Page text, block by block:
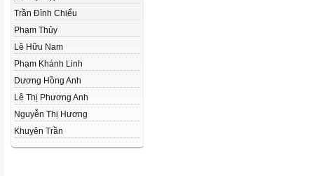
Trần Đình Chiểu
Phạm Thủy
Lê Hữu Nam
Phạm Khánh Linh
Dương Hồng Anh
Lê Thị Phương Anh
Nguyễn Thị Hương
Khuyên Trần